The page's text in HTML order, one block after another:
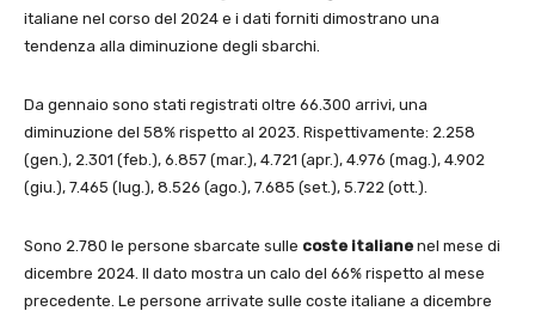
italiane nel corso del 2024 e i dati forniti dimostrano una
tendenza alla diminuzione degli sbarchi.
Da gennaio sono stati registrati oltre 66.300 arrivi, una
diminuzione del 58% rispetto al 2023. Rispettivamente: 2.258
(gen.), 2.301 (feb.), 6.857 (mar.), 4.721 (apr.), 4.976 (mag.), 4.902
(giu.), 7.465 (lug.), 8.526 (ago.), 7.685 (set.), 5.722 (ott.).
Sono 2.780 le persone sbarcate sulle coste italiane nel mese di
dicembre 2024. Il dato mostra un calo del 66% rispetto al mese
precedente. Le persone arrivate sulle coste italiane a dicembre